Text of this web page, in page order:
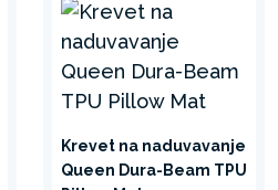
Krevet na naduvavanje
Queen Dura-Beam TPU